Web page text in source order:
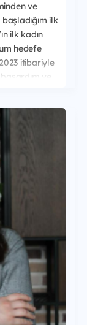
ve
ilk
ilk kadın
hedefe
itibariyle
ve
eşitliğini
bütün